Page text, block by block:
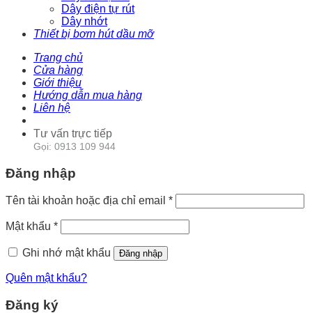
Dây điện tự rút
Dây nhớt
Thiết bị bơm hút dầu mỡ
Trang chủ
Cửa hàng
Giới thiệu
Hướng dẫn mua hàng
Liên hệ
Tư vấn trực tiếp
Gọi: 0913 109 944
Đăng nhập
Tên tài khoản hoặc địa chỉ email *
Mật khẩu *
Ghi nhớ mật khẩu Đăng nhập
Quên mật khẩu?
Đăng ký